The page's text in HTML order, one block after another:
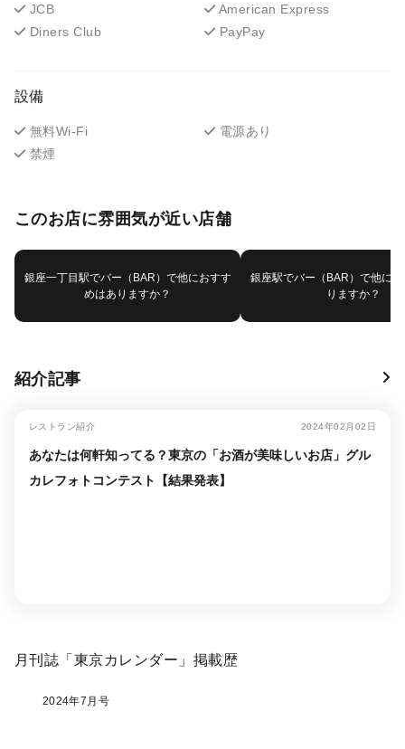
JCB
American Express
Diners Club
PayPay
設備
無料Wi-Fi
電源あり
禁煙
このお店に雰囲気が近い店舗
銀座一丁目駅でバー（BAR）で他におすす
めはありますか？
銀座駅でバー（BAR）で他に
りますか？
紹介記事
レストラン紹介 2024年02月02日
あなたは何軒知ってる？東京の「お酒が美味しいお店」グル
カレフォトコンテスト【結果発表】
月刊誌「東京カレンダー」掲載歴
2024年7月号